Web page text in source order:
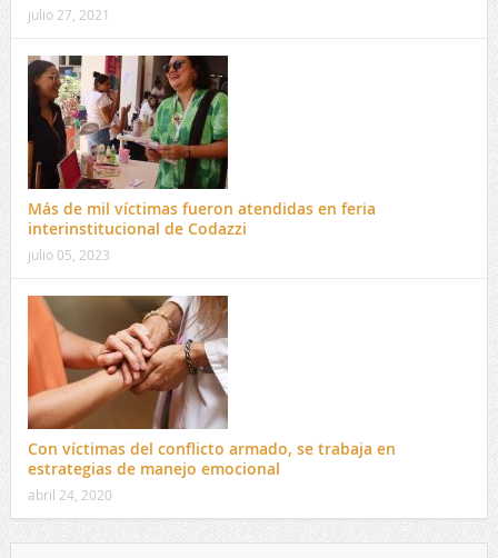
julio 27, 2021
Más de mil víctimas fueron atendidas en feria
interinstitucional de Codazzi
julio 05, 2023
Con víctimas del conflicto armado, se trabaja en
estrategias de manejo emocional
abril 24, 2020